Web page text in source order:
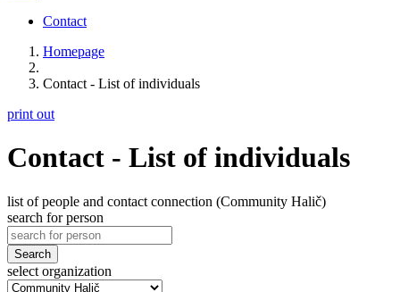
Contact
Homepage
Contact - List of individuals
print out
Contact - List of individuals
list of people and contact connection (Community Halič)
search for person
Search
select organization